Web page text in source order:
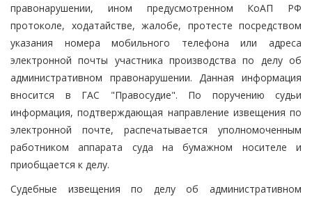
правонарушении, ином предусмотренном КоАП РФ
протоколе, ходатайстве, жалобе, протесте посредством
указания номера мобильного телефона или адреса
электронной почты участника производства по делу об
административном правонарушении. Данная информация
вносится в ГАС "Правосудие". По поручению судьи
информация, подтверждающая направление извещения по
электронной почте, распечатывается уполномоченным
работником аппарата суда на бумажном носителе и
приобщается к делу.
Судебные извещения по делу об административном